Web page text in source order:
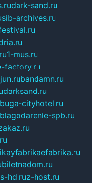
dark-sand.ru
sib-archives.ru
1-mus.ru
factory.ru
bandamn.ru
darksand.ru
cityhotel.ru
blagodarenie-spb.ru
biletnadom.ru
hd.ruz-host.ru